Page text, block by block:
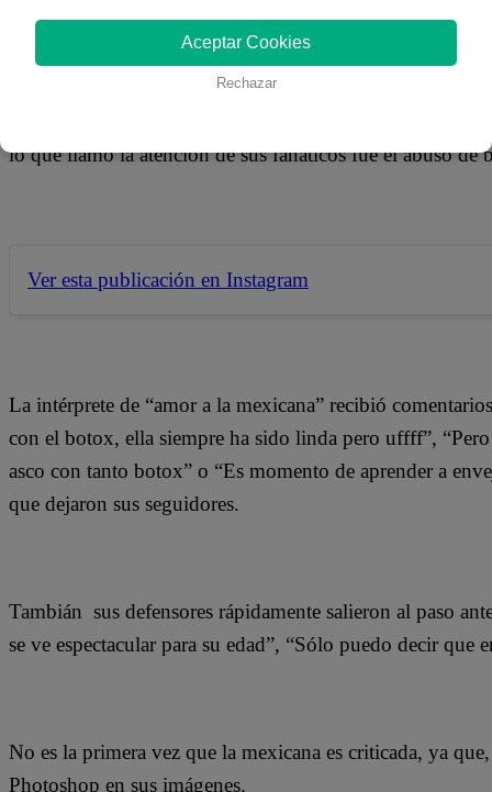
La también actriz, utilizó su cuenta de Instagram para
lo que llamó la atención de sus fanáticos fue el abuso de
Ver esta publicación en Instagram
La intérprete de “amor a la mexicana” recibió
con el botox, ella siempre ha sido linda pero uffff”, “Pero
asco con tanto botox” o “Es momento de aprender a
que dejaron sus seguidores.
Tambián sus defensores rápidamente salieron al paso
se ve espectacular para su edad”, “Sólo puedo decir que
No es la primera vez que la mexicana es criticada, ya
Photoshop en sus imágenes.
Aceptar Cookies
Rechazar